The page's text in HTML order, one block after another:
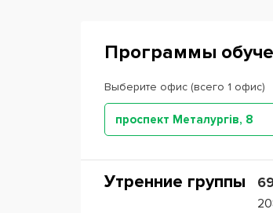
Программы
Выберите офис (всего 1 офис)
проспект Металургів, 8
Утренние группы